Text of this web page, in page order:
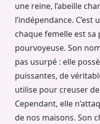
une reine, l’abeille
l’indépendance.
chaque femelle est
pourvoyeuse. Son
pas usurpé : elle
puissantes, de
utilise pour creuser
Cependant, elle
de nos maisons. Son